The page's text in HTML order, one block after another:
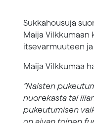
Sukkahousuja
Maija Vilkkumaan
itsevarmuuteen
Maija Vilkkumaa
”Naisten
nuorekasta tai
pukeutumisen